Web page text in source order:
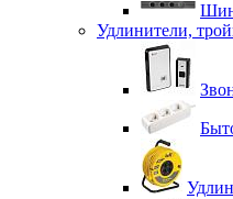
Удлинители,